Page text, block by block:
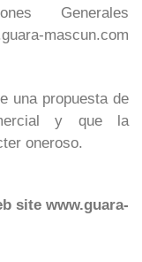
Generales
mascun.com
una propuesta de
y que la
oneroso.
site www.guara-